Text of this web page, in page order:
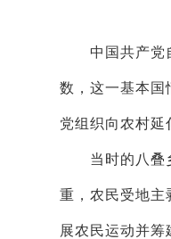
中国共产党自
数，这一基本国
党组织向农村延
当时的八叠乡
重，农民受地主
展农民运动并筹